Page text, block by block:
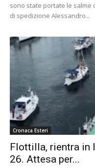
sono state portate le salme
di spedizione Alessandro...
Cronaca Esteri
Flottilla, rientra in
26. Attesa per...